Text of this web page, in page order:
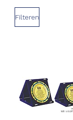
Filteren